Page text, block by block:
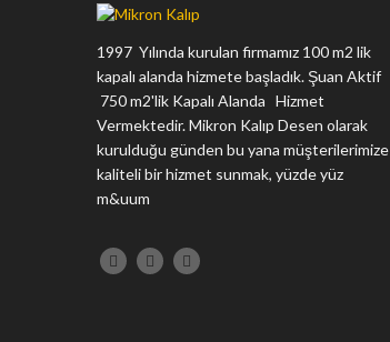
1997 Yılında kurulan firmamız 100 m2 lik
kapalı alanda hizmete başladık. Şuan Aktif
750 m2'lik Kapalı Alanda Hizmet
Vermektedir. Mikron Kalıp Desen olarak
kurulduğu günden bu yana müşterilerimize
kaliteli bir hizmet sunmak, yüzde yüz
m&uum